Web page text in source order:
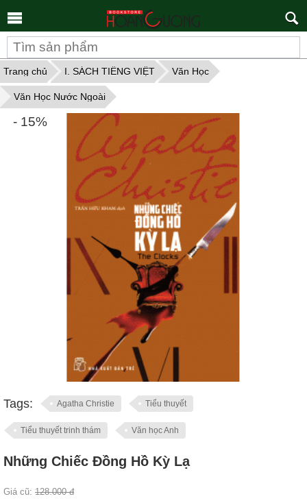
Trang chủ I. SÁCH TIẾNG VIỆT Văn Học
Văn Học Nước Ngoài
Tags: Agatha Christie Tiểu thuyết
Tiểu thuyết trinh thám Văn học Anh
- 15%
Những Chiếc Đồng Hồ Kỳ Lạ
Giá cũ: 128.000 đ